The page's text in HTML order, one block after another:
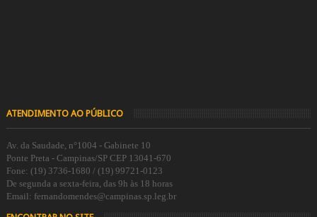
ATENDIMENTO AO PÚBLICO
Av. da Saudade, n°1004 - Gabinete 10
Ponte Preta - Campinas/SP CEP 13041-670
Fone: (19) 3736-1680 / (19) 99721-0123
De segunda a sexta-feira, das 9h às 18 horas
Email: fernandomendes@campinas.sp.leg.br